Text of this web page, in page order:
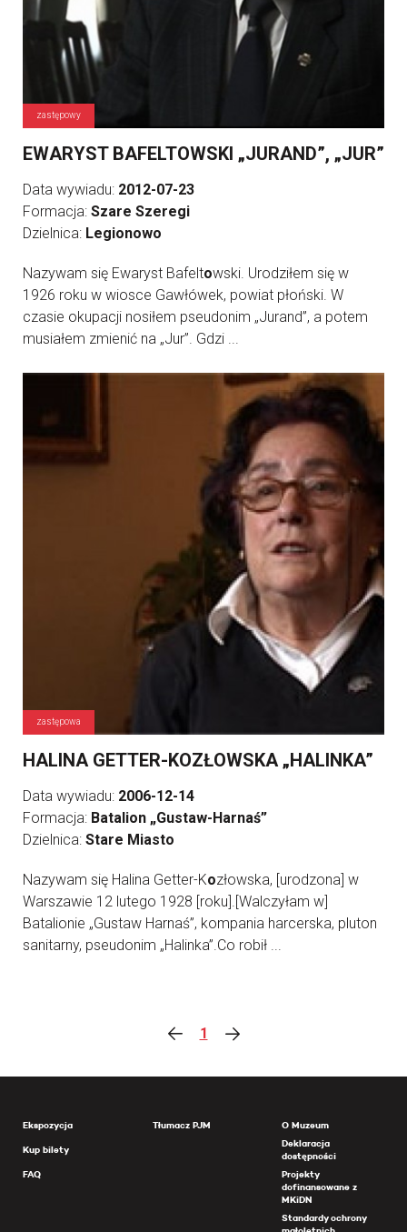
zastępowy
EWARYST BAFELTOWSKI „JURAND”, „JUR”
Data wywiadu: 2012-07-23
Formacja: Szare Szeregi
Dzielnica: Legionowo
Nazywam się Ewaryst Bafeltowski. Urodziłem się w
1926 roku w wiosce Gawłówek, powiat płoński. W
czasie okupacji nosiłem pseudonim „Jurand”, a potem
musiałem zmienić na „Jur”. Gdzi ...
zastępowa
HALINA GETTER-KOZŁOWSKA „HALINKA”
Data wywiadu: 2006-12-14
Formacja: Batalion „Gustaw-Harnaś”
Dzielnica: Stare Miasto
Nazywam się Halina Getter-Kozłowska, [urodzona] w
Warszawie 12 lutego 1928 [roku].[Walczyłam w]
Batalionie „Gustaw Harnaś”, kompania harcerska, pluton
sanitarny, pseudonim „Halinka”.Co robił ...
1
Ekspozycja
Kup bilety
FAQ
Tłumacz PJM
O Muzeum
Deklaracja
dostępności
Projekty
dofinansowane z
MKiDN
Standardy ochrony